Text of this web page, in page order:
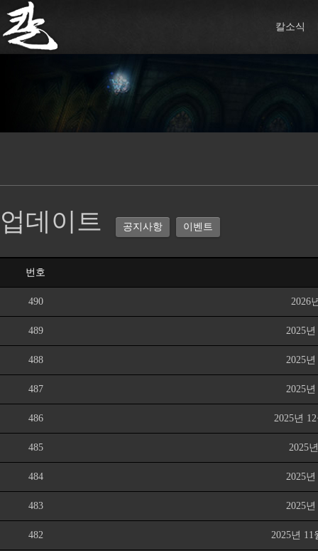
칼소식
업데이트 공지사항 이벤트
번호
490 2026
489 2025
488 2025
487 2025
486 2025년
485 2025
484 2025
483 2025
482 2025년